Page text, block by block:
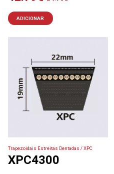
ADICIONAR
Trapezoidais Estreitas Dentadas / XPC
XPC4300